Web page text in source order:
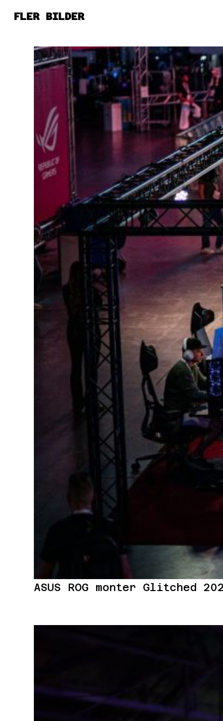
FLER BILDER
ASUS ROG monter Glitched